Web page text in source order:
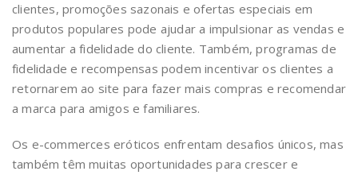
clientes, promoções sazonais e ofertas especiais em
produtos populares pode ajudar a impulsionar as vendas e
aumentar a fidelidade do cliente. Também, programas de
fidelidade e recompensas podem incentivar os clientes a
retornarem ao site para fazer mais compras e recomendar
a marca para amigos e familiares.
Os e-commerces eróticos enfrentam desafios únicos, mas
também têm muitas oportunidades para crescer e